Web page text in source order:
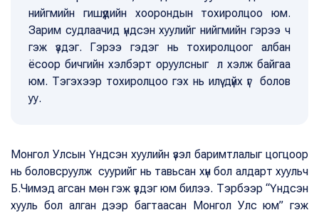
нийгмийн гишүүдийн хоорондын тохиролцоо юм.
Зарим судлаачид үндсэн хуулийг нийгмийн гэрээ ч
гэж үздэг. Гэрээ гэдэг нь тохиролцоог албан
ёсоор бичгийн хэлбэрт оруулсныг л хэлж байгаа
юм. Тэгэхээр тохиролцоо гэх нь илүү дүйх үг болов
уу.
Монгол Улсын Үндсэн хуулийн үзэл баримтлалыг цогцоор
нь боловсруулж суурийг нь тавьсан хүн бол алдарт хуульч
Б.Чимэд агсан мөн гэж үздэг юм билээ. Тэрбээр “Үндсэн
хууль бол алган дээр багтаасан Монгол Улс юм” гэж